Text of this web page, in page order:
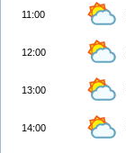
11:00
12:00
13:00
14:00